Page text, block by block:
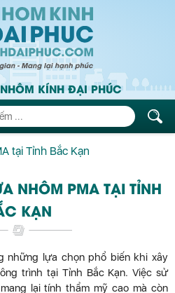
KÍNH ĐẠI PHÚC
tại Tỉnh Bắc Kạn
NHÔM PMA TẠI TỈNH
KẠN
những lựa chọn phổ biến khi xây
trình tại Tỉnh Bắc Kạn. Việc sử
lại tính thẩm mỹ cao mà còn